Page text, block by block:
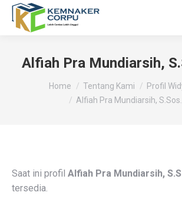
Alfiah Pra Mundiarsih,
You are here:Home Tentang Kami
Profil
Alfiah Pra Mundiarsih,
Saat ini profil Alfiah Pra Mundiarsih,
tersedia.